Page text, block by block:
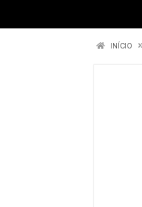
INÍCIO